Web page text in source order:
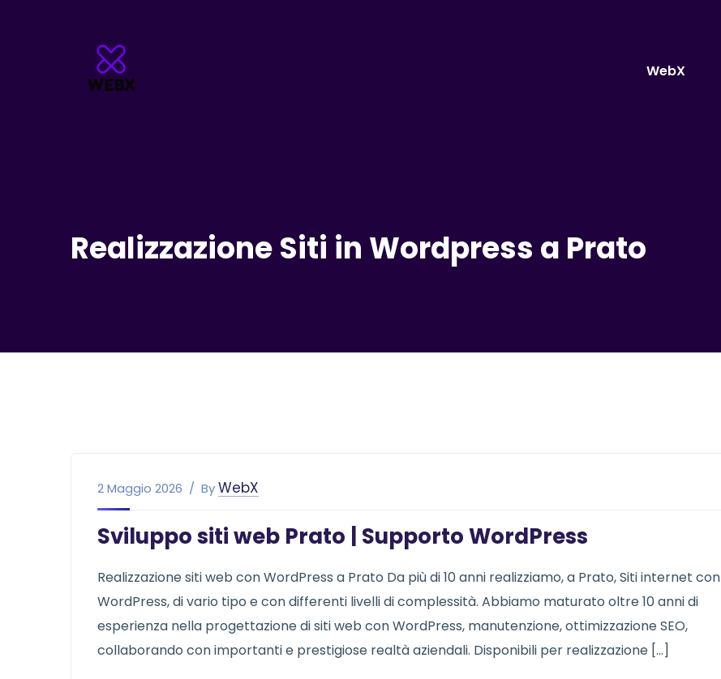
WebX
Realizzazione Siti in Wordpress a Prato
2 Maggio 2026 ByWebX
Sviluppo siti web Prato | Supporto WordPress
Realizzazione siti web con WordPress a Prato Da più di 10 anni realizziamo, a Prato, Siti internet con
WordPress, di vario tipo e con differenti livelli di complessità. Abbiamo maturato oltre 10 anni di
esperienza nella progettazione di siti web con WordPress, manutenzione, ottimizzazione SEO,
collaborando con importanti e prestigiose realtà aziendali. Disponibili per realizzazione […]